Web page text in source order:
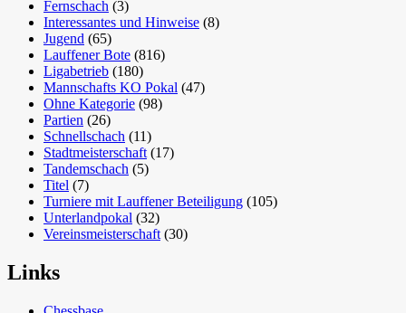
Fernschach (3)
Interessantes und Hinweise (8)
Jugend (65)
Lauffener Bote (816)
Ligabetrieb (180)
Mannschafts KO Pokal (47)
Ohne Kategorie (98)
Partien (26)
Schnellschach (11)
Stadtmeisterschaft (17)
Tandemschach (5)
Titel (7)
Turniere mit Lauffener Beteiligung (105)
Unterlandpokal (32)
Vereinsmeisterschaft (30)
Links